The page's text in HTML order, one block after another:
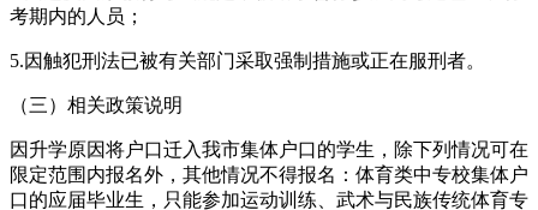
考期内的人员；
5.因触犯刑法已被有关部门采取强制措施或正在服刑者。
（三）相关政策说明
因升学原因将户口迁入我市集体户口的学生，除下列情况可在
限定范围内报名外，其他情况不得报名：体育类中专校集体户
口的应届毕业生，只能参加运动训练、武术与民族传统体育专